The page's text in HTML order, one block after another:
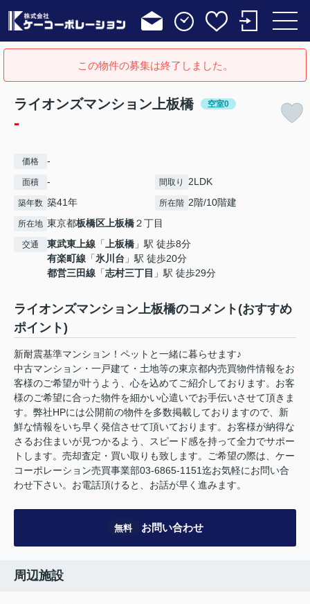
この物件の募集は終了しました。
ライオンズマンション上板橋 空室0
-
価格 -
面積 - 間取り 2LDK
築年数 築41年 所在階 2階/10階建
所在地 東京都板橋区 上板橋２丁目
交通 東武東上線 「 上板橋 」駅 徒歩8分
有楽町線 「氷川台 」駅 徒歩20分
都営三田線 「志村三丁目 」駅 徒歩29分
ライオンズマンション上板橋のコメント(おすすめ
ポイント)
新耐震基準マンション！ペットと一緒に暮らせます♪
中古マンション・一戸建て・土地等の東京都内売買物件情報をお
客様のご希望が叶うよう、心を込めてご紹介しております。お客
様のご希望に合った物件を細かい心遣いでお手伝いさせて頂きま
す。弊社HPには公開前の物件を多数掲載しておりますので、新
鮮な情報をいち早く発信させて頂いております。お客様が納得な
さるお住まいが見つかるよう、スピード感を持って全力でサポー
トします。売却査定・買い取りも致します。ご希望の際は、ケー
コーポレーション売買事業部03-6865-1151迄お気軽にお問い合
わせ下さい。お電話頂けると、お話が早く進みます。
無料 お問い合わせ
周辺施設